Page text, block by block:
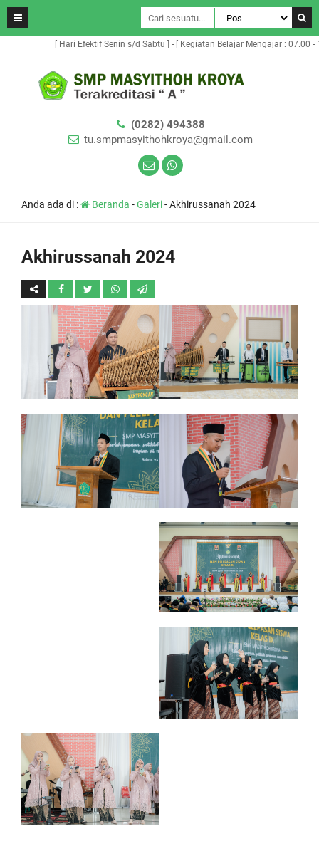
[ Hari Efektif Senin s/d Sabtu ] - [ Kegiatan Belajar Mengajar : 07.00 -
(0282) 494388
tu.smpmasyithohkroya@gmail.com
Anda ada di : Beranda -Galeri-Akhirussanah 2024
Akhirussanah 2024